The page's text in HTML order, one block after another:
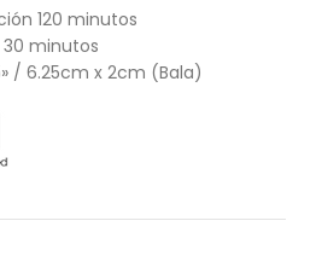
120 minutos
minutos
/ 6.25cm x 2cm (Bala)